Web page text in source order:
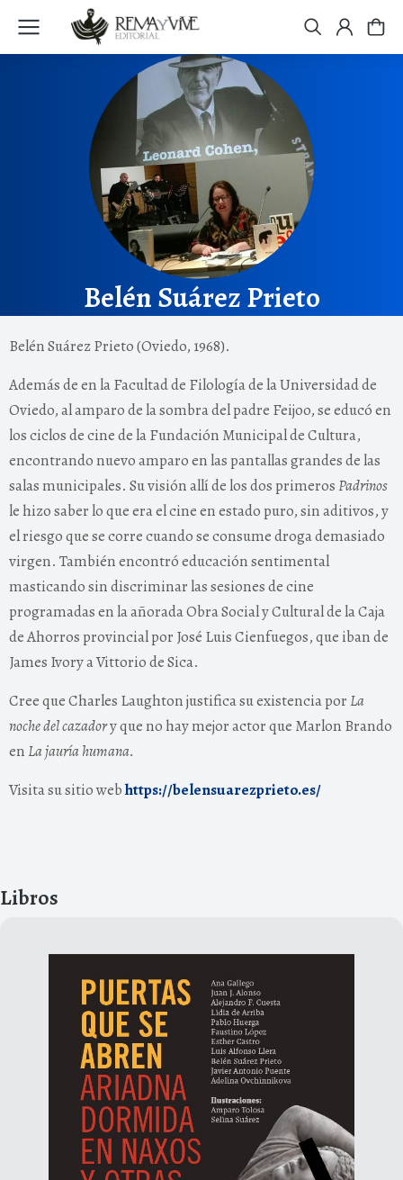
Belén Suárez Prieto
Belén Suárez Prieto (Oviedo, 1968).
Además de en la Facultad de Filología de la Universidad de
Oviedo, al amparo de la sombra del padre Feijoo, se educó en
los ciclos de cine de la Fundación Municipal de Cultura,
encontrando nuevo amparo en las pantallas grandes de las
salas municipales. Su visión allí de los dos primerosPadrinos
le hizo saber lo que era el cine en estado puro, sin aditivos, y
el riesgo que se corre cuando se consume droga demasiado
virgen. También encontró educación sentimental
masticando sin discriminar las sesiones de cine
programadas en la añorada Obra Social y Cultural de la Caja
de Ahorros provincial por José Luis Cienfuegos, que iban de
James Ivory a Vittorio de Sica.
Cree que Charles Laughton justifica su existencia por La
noche del cazadory que no hay mejor actor que Marlon Brando
en La jauría humana.
Visita su sitio webhttps://belensuarezprieto.es/
Libros